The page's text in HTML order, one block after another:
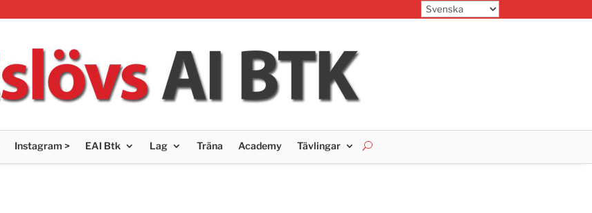
Instagram > EAI Btk Lag Träna Academy Tävlingar